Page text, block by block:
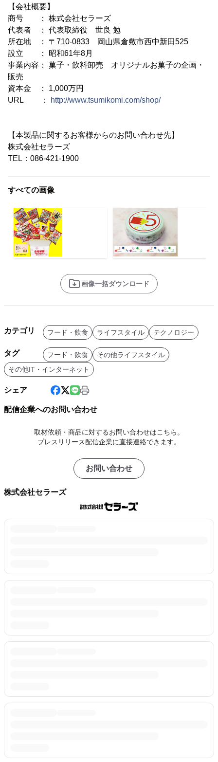
【会社概要】
商号 ： 株式会社セラーズ
代表者 ： 代表取締役 世良 勉
所在地 ： 〒710-0833 岡山県倉敷市西中新田525
設立 ： 昭和61年8月
事業内容： 菓子・飲料卸売 オリジナルお菓子の企画・
販売
資本金 ： 1,000万円
URL ：
http://www.tsumikomi.com/shop/
【本製品に関するお客様からのお問い合わせ先】
株式会社セラーズ
TEL：086-421-1900
すべての画像
画像一括ダウンロード
カテゴリ フード・飲食 ライフスタイル テクノロジー
タグ フード・飲食
その他ライフスタイル
その他IT・インターネット
シェア
配信企業へのお問い合わせ
取材依頼・商品に対するお問い合わせはこちら。
プレスリリース配信企業に直接連絡できます。
お問い合わせ
株式会社セラーズ